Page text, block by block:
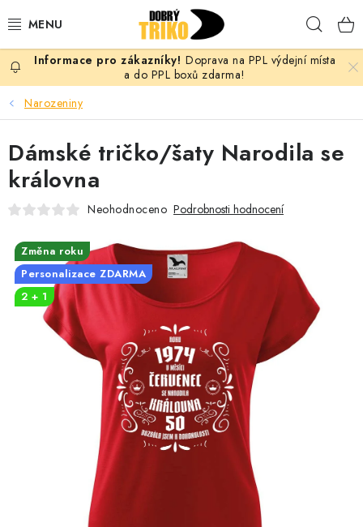
na
PRO ŽENY
PRO MUŽE
PRO DĚTI
PRO PÁRY
VLASTNÍ MOTIV
TRIČKA
OKAMŽITĚ K ODBĚRU
MÁM SRDCE POMÁHÁM
Doprava na PPL výdejní místa
a do PPL boxů zdarma!
Narozeniny
Dámské tričko/šaty Narodila se
královna
Neohodnoceno Podrobnosti hodnocení
Změna roku
Personalizace ZDARMA
2 + 1